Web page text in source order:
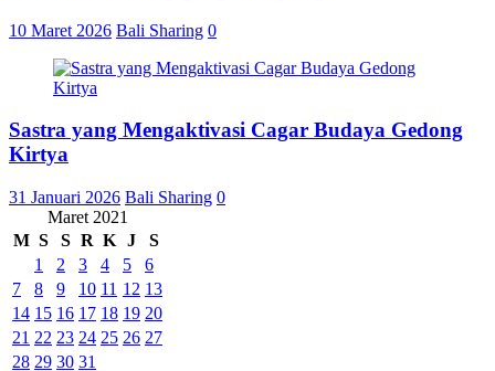
10 Maret 2026 Bali Sharing 0
Sastra yang Mengaktivasi Cagar Budaya Gedong
Kirtya
31 Januari 2026 Bali Sharing 0
Maret 2021
M S S R K J
S
1
2 3 4 5
6
7
8 9 10 11 12 13
14 15 16 17 18 19 20
21 22 23 24 25 26 27
28 29 30 31